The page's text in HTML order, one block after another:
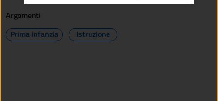
Argomenti
Prima infanzia
Istruzione